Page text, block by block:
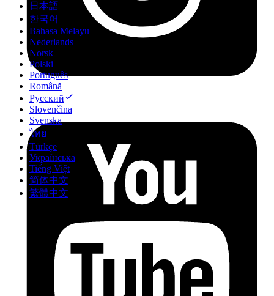
日本語
한국어
Bahasa Melayu
Nederlands
Norsk
Polski
Português
Română
Русский
Slovenčina
Svenska
ไทย
Türkçe
Українська
Tiếng Việt
简体中文
繁體中文